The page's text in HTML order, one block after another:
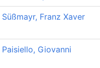
Süßmayr, Franz Xaver
Paisiello, Giovanni